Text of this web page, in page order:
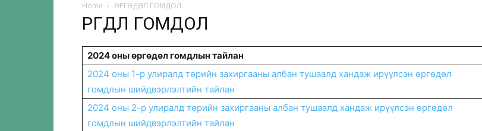
Home ӨРГӨДӨЛ ГОМДОЛ
ӨРГӨДӨЛ ГОМДОЛ
2024 оны өргөдөл гомдлын тайлан
2024 оны 1-р улиралд төрийн захиргааны албан тушаалд хандаж ирүүлсэн өргөдөл
гомдлын шийдвэрлэлтийн тайлан
2024 оны 2-р улиралд төрийн захиргааны албан тушаалд хандаж ирүүлсэн өргөдөл
гомдлын шийдвэрлэлтийн тайлан